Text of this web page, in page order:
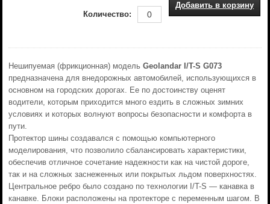
Добавить в корзину
Количество:
Нешипуемая (фрикционная) модель Geolandar I/T-S G073
предназначена для внедорожных автомобилей, использующихся в
основном на городских дорогах. Ее по достоинству оценят
водители, которым приходится много ездить в сложных зимних
условиях и которых волнуют вопросы безопасности и комфорта в
пути.
Протектор шины создавался с помощью компьютерного
моделирования, что позволило сбалансировать характеристики,
обеспечив отличное сочетание надежности как на чистой дороге,
так и на сложных заснеженных или покрытых льдом поверхностях.
Центральное ребро было создано по технологии I/T-S — канавка в
канавке. Блоки расположены на протекторе с переменным шагом. В